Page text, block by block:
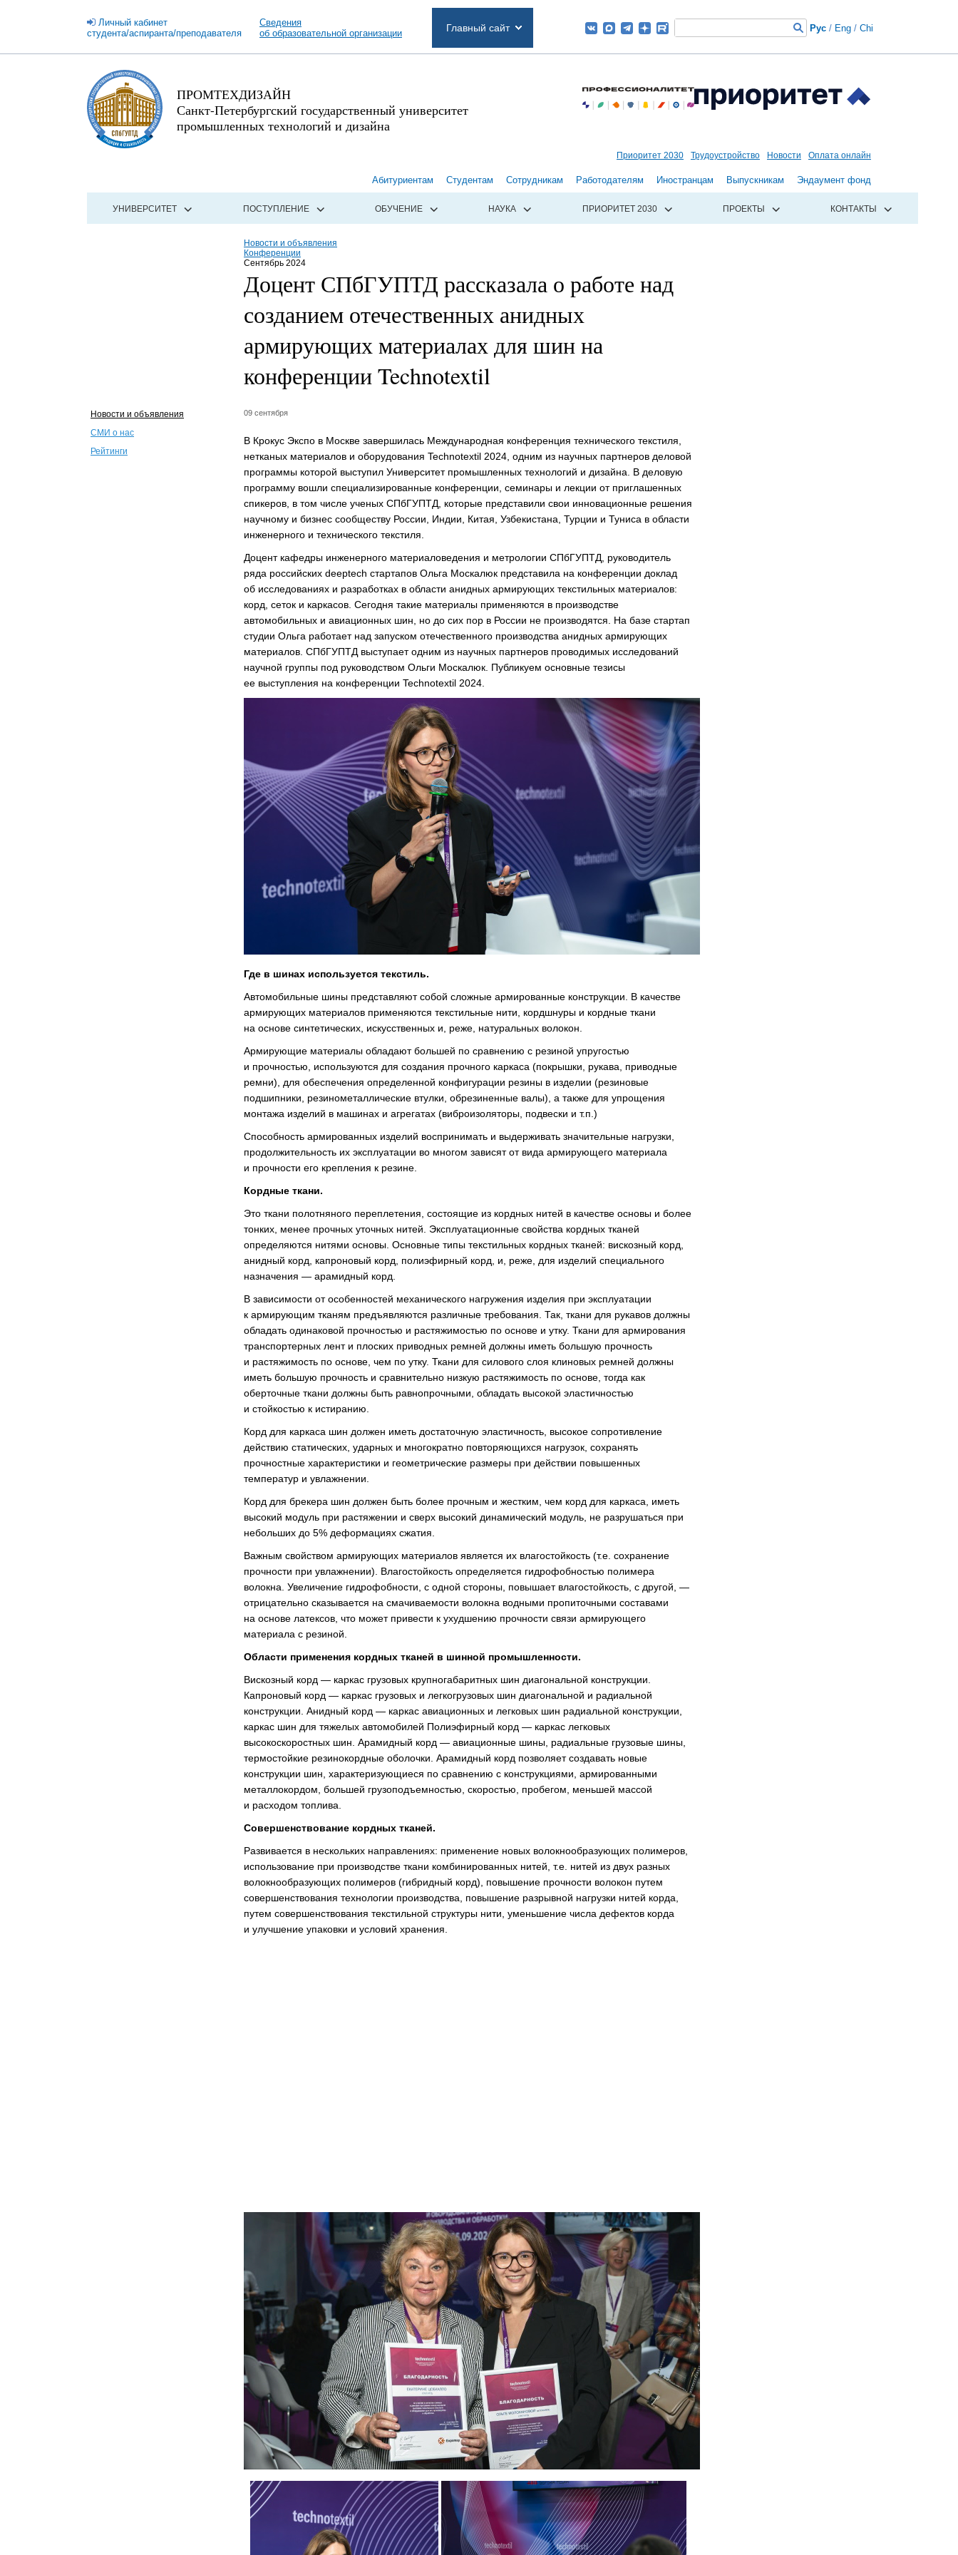
Личный кабинет
студента/аспиранта/преподавателя
Сведения
об образовательной организации
Главный сайт Рус / Eng / Chi
ПРОМТЕХДИЗАЙН
Санкт-Петербургский государственный университет
промышленных технологий и дизайна
Приоритет 2030 Трудоустройство Новости Оплата онлайн
Абитуриентам Студентам Сотрудникам Работодателям Иностранцам Выпускникам Эндаумент фонд
УНИВЕРСИТЕТ ПОСТУПЛЕНИЕ ОБУЧЕНИЕ НАУКА ПРИОРИТЕТ 2030 ПРОЕКТЫ КОНТАКТЫ
Новости и объявления
Конференции
Сентябрь 2024
Доцент СПбГУПТД рассказала о работе над
созданием отечественных анидных
армирующих материалах для шин на
конференции Technotextil
Новости и объявления
СМИ о нас
Рейтинги
09 сентября
В Крокус Экспо в Москве завершилась Международная конференция технического текстиля,
нетканых материалов и оборудования Technotextil 2024, одним из научных партнеров деловой
программы которой выступил Университет промышленных технологий и дизайна. В деловую
программу вошли специализированные конференции, семинары и лекции от приглашенных
спикеров, в том числе ученых СПбГУПТД, которые представили свои инновационные решения
научному и бизнес сообществу России, Индии, Китая, Узбекистана, Турции и Туниса в области
инженерного и технического текстиля.
Доцент кафедры инженерного материаловедения и метрологии СПбГУПТД, руководитель
ряда российских deeptech стартапов Ольга Москалюк представила на конференции доклад
об исследованиях и разработках в области анидных армирующих текстильных материалов:
корд, сеток и каркасов. Сегодня такие материалы применяются в производстве
автомобильных и авиационных шин, но до сих пор в России не производятся. На базе стартап
студии Ольга работает над запуском отечественного производства анидных армирующих
материалов. СПбГУПТД выступает одним из научных партнеров проводимых исследований
научной группы под руководством Ольги Москалюк. Публикуем основные тезисы
ее выступления на конференции Technotextil 2024.
Где в шинах используется текстиль.
Автомобильные шины представляют собой сложные армированные конструкции. В качестве
армирующих материалов применяются текстильные нити, кордшнуры и кордные ткани
на основе синтетических, искусственных и, реже, натуральных волокон.
Армирующие материалы обладают большей по сравнению с резиной упругостью
и прочностью, используются для создания прочного каркаса (покрышки, рукава, приводные
ремни), для обеспечения определенной конфигурации резины в изделии (резиновые
подшипники, резинометаллические втулки, обрезиненные валы), а также для упрощения
монтажа изделий в машинах и агрегатах (виброизоляторы, подвески и т.п.)
Способность армированных изделий воспринимать и выдерживать значительные нагрузки,
продолжительность их эксплуатации во многом зависят от вида армирующего материала
и прочности его крепления к резине.
Кордные ткани.
Это ткани полотняного переплетения, состоящие из кордных нитей в качестве основы и более
тонких, менее прочных уточных нитей. Эксплуатационные свойства кордных тканей
определяются нитями основы. Основные типы текстильных кордных тканей: вискозный корд,
анидный корд, капроновый корд, полиэфирный корд, и, реже, для изделий специального
назначения — арамидный корд.
В зависимости от особенностей механического нагружения изделия при эксплуатации
к армирующим тканям предъявляются различные требования. Так, ткани для рукавов должны
обладать одинаковой прочностью и растяжимостью по основе и утку. Ткани для армирования
транспортерных лент и плоских приводных ремней должны иметь большую прочность
и растяжимость по основе, чем по утку. Ткани для силового слоя клиновых ремней должны
иметь большую прочность и сравнительно низкую растяжимость по основе, тогда как
оберточные ткани должны быть равнопрочными, обладать высокой эластичностью
и стойкостью к истиранию.
Корд для каркаса шин должен иметь достаточную эластичность, высокое сопротивление
действию статических, ударных и многократно повторяющихся нагрузок, сохранять
прочностные характеристики и геометрические размеры при действии повышенных
температур и увлажнении.
Корд для брекера шин должен быть более прочным и жестким, чем корд для каркаса, иметь
высокий модуль при растяжении и сверх высокий динамический модуль, не разрушаться при
небольших до 5% деформациях сжатия.
Важным свойством армирующих материалов является их влагостойкость (т.е. сохранение
прочности при увлажнении). Влагостойкость определяется гидрофобностью полимера
волокна. Увеличение гидрофобности, с одной стороны, повышает влагостойкость, с другой, —
отрицательно сказывается на смачиваемости волокна водными пропиточными составами
на основе латексов, что может привести к ухудшению прочности связи армирующего
материала с резиной.
Области применения кордных тканей в шинной промышленности.
Вискозный корд — каркас грузовых крупногабаритных шин диагональной конструкции.
Капроновый корд — каркас грузовых и легкогрузовых шин диагональной и радиальной
конструкции. Анидный корд — каркас авиационных и легковых шин радиальной конструкции,
каркас шин для тяжелых автомобилей Полиэфирный корд — каркас легковых
высокоскоростных шин. Арамидный корд — авиационные шины, радиальные грузовые шины,
термостойкие резинокордные оболочки. Арамидный корд позволяет создавать новые
конструкции шин, характеризующиеся по сравнению с конструкциями, армированными
металлокордом, большей грузоподъемностью, скоростью, пробегом, меньшей массой
и расходом топлива.
Совершенствование кордных тканей.
Развивается в нескольких направлениях: применение новых волокнообразующих полимеров,
использование при производстве ткани комбинированных нитей, т.е. нитей из двух разных
волокнообразующих полимеров (гибридный корд), повышение прочности волокон путем
совершенствования технологии производства, повышение разрывной нагрузки нитей корда,
путем совершенствования текстильной структуры нити, уменьшение числа дефектов корда
и улучшение упаковки и условий хранения.